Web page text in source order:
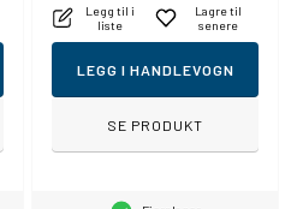
Legg til i
liste
Lagre til
senere
LEGG I HANDLEVOGN
SE PRODUKT